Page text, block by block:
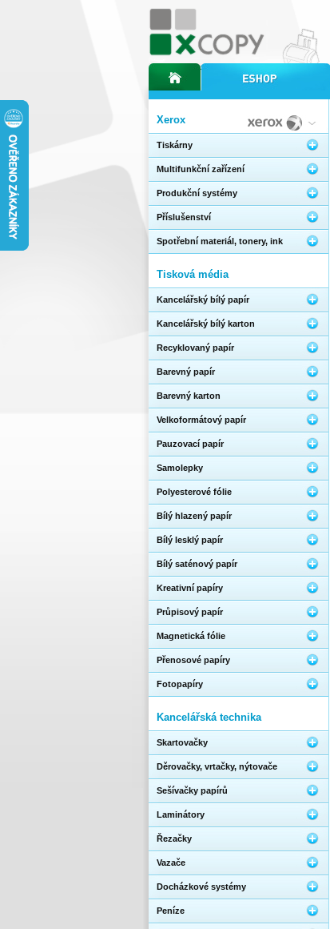
Xerox
Tiskárny
Multifunkční zařízení
Produkční systémy
Příslušenství
Spotřební materiál, tonery, ink
Tisková média
Kancelářský bílý papír
Kancelářský bílý karton
Recyklovaný papír
Barevný papír
Barevný karton
Velkoformátový papír
Pauzovací papír
Samolepky
Polyesterové fólie
Bílý hlazený papír
Bílý lesklý papír
Bílý saténový papír
Kreativní papíry
Průpisový papír
Magnetická fólie
Přenosové papíry
Fotopapíry
Kancelářská technika
Skartovačky
Děrovačky, vrtačky, nýtovače
Sešívačky papírů
Laminátory
Řezačky
Vazače
Docházkové systémy
Peníze
úvodní stránka xcopyinternetový obchod xcopy